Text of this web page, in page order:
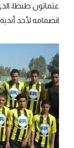
عثماثون طنطا،
انضمامه لأحد